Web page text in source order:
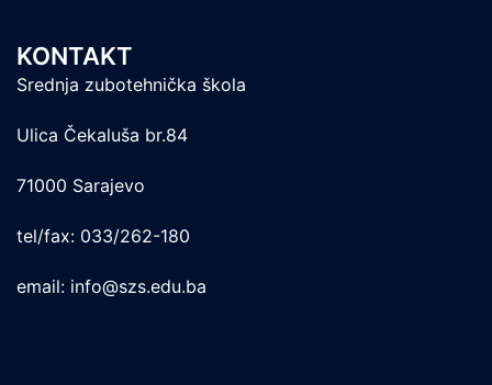
KONTAKT
Srednja zubotehnička škola
Ulica Čekaluša br.84
71000 Sarajevo
tel/fax: 033/262-180
email: info@szs.edu.ba